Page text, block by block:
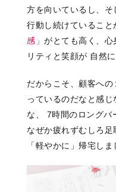
方を向いているし、そ
行動し続けていること
感」 がとても高く、心
リティと笑顔が 自然
だからこそ、顧客へ
っているのだなと感
な、 7時間のロングバ
なぜか疲れずむしろ
「軽やかに」帰宅しま